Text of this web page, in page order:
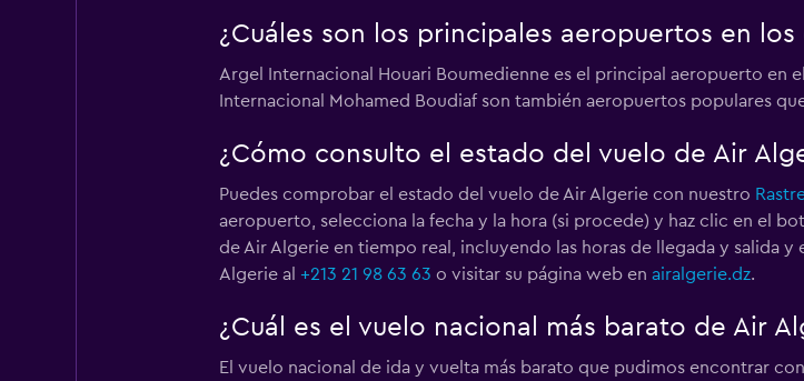
¿Cuáles son los principales aeropuertos en
Argel Internacional Houari Boumedienne es el principal aeropuerto en
Internacional Mohamed Boudiaf son también aeropuertos populares
¿Cómo consulto el estado del vuelo de Air
Puedes comprobar el estado del vuelo de Air Algerie con nuestro
aeropuerto, selecciona la fecha y la hora (si procede) y haz clic en el
de Air Algerie en tiempo real, incluyendo las horas de llegada y salida
Algerie al +213 21 98 63 63 o visitar su página web en airalgerie.dz.
¿Cuál es el vuelo nacional más barato de Air
El vuelo nacional de ida y vuelta más barato que pudimos encontrar